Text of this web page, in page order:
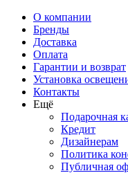
О компании
Бренды
Доставка
Оплата
Гарантии и возврат
Установка
Контакты
Ещё
Подарочная
Кредит
Дизайнерам
Политика
Публичная